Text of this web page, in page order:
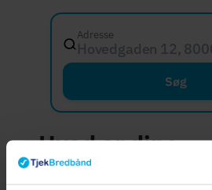
Adresse
Hovedgaden 12,
Søg
Hvad er dine
internetbehov?